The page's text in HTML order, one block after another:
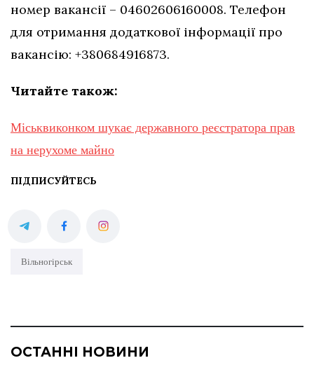
номер вакансії – 04602606160008. Телефон
для отримання додаткової інформації про
вакансію: +380684916873.
Читайте також:
Міськвиконком шукає державного реєстратора прав
на нерухоме майно
ПІДПИСУЙТЕСЬ
Вільногірськ
ОСТАННІ НОВИНИ